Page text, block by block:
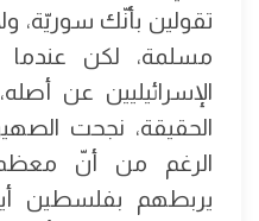
تقولين بأنّك سوريّة،
مسلمة، لكن
الإسرائيليين عن
الحقيقة، نجحت
الرغم من أنّ معظم
يربطهم بفلسطين